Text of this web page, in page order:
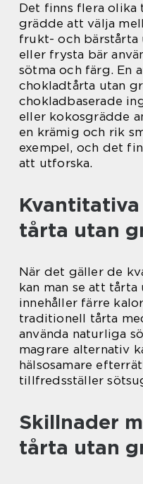
Det finns flera olika
grädde att välja
frukt- och bärstårta
eller frysta bär
sötma och färg. En
chokladtårta utan
chokladbaserade
eller kokosgrädde
en krämig och rik
exempel, och det
att utforska.
tårta utan
När det gäller de
kan man se att
innehåller färre
traditionell tårta
använda naturliga
magrare alternativ
hälsosamare
tillfredsställer
Skillnader
tårta utan